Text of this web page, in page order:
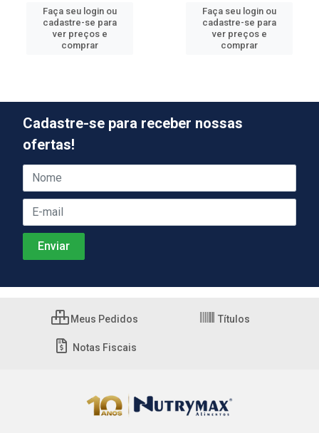
Faça seu login ou
cadastre-se para
ver preços e
comprar
Faça seu login ou
cadastre-se para
ver preços e
comprar
Cadastre-se para receber nossas
ofertas!
Meus Pedidos Títulos
Notas Fiscais